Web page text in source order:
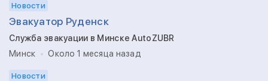
Новости
Эвакуатор Руденск
Служба эвакуации в Минске AutoZUBR
Минск
Около 1 месяца назад
Новости